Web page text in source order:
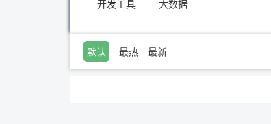
开发工具
大数据
默认 最热 最新